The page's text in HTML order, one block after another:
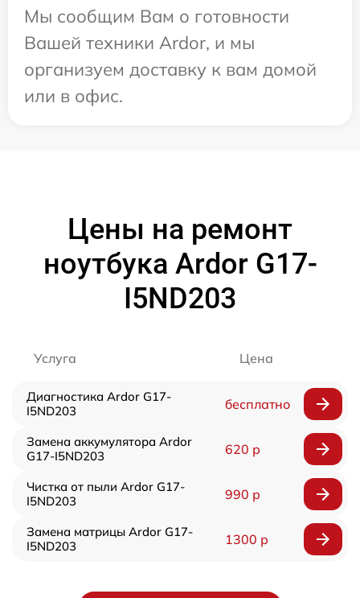
Мы сообщим Вам о готовности
Вашей техники Ardor, и мы
организуем доставку к вам домой
или в офис.
Цены на ремонт
ноутбука Ardor G17-
I5ND203
Услуга Цена
Диагностика Ardor G17-
I5ND203
бесплатно
Замена аккумулятора Ardor
G17-I5ND203
620 р
Чистка от пыли Ardor G17-
I5ND203
990 р
Замена матрицы Ardor G17-
I5ND203
1300 р